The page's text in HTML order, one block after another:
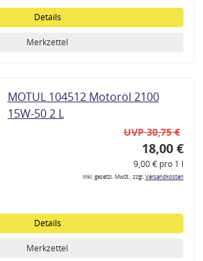
Details
Merkzettel
MOTUL 104512 Motoröl 2100
15W-50 2 L
UVP 30,75 €
18,00 €
9,00 € pro 1 l
inkl. gesetzl. MwSt., zzgl.Versandkosten
Details
Merkzettel